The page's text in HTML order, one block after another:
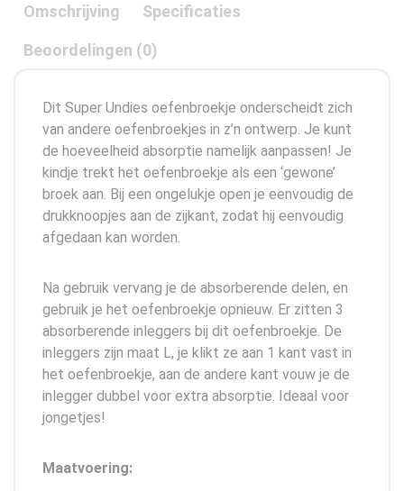
Omschrijving Specificaties
Beoordelingen (0)
Dit Super Undies oefenbroekje onderscheidt zich
van andere oefenbroekjes in z’n ontwerp. Je kunt
de hoeveelheid absorptie namelijk aanpassen! Je
kindje trekt het oefenbroekje als een ‘gewone’
broek aan. Bij een ongelukje open je eenvoudig de
drukknoopjes aan de zijkant, zodat hij eenvoudig
afgedaan kan worden.
Na gebruik vervang je de absorberende delen, en
gebruik je het oefenbroekje opnieuw. Er zitten 3
absorberende inleggers bij dit oefenbroekje. De
inleggers zijn maat L, je klikt ze aan 1 kant vast in
het oefenbroekje, aan de andere kant vouw je de
inlegger dubbel voor extra absorptie. Ideaal voor
jongetjes!
Maatvoering: